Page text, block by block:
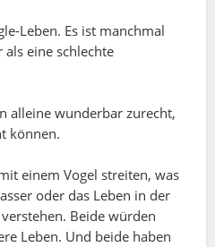
Leben. Es ist manchmal
als eine schlechte
alleine wunderbar zurecht,
können.
einem Vogel streiten, was
oder das Leben in der
Beide würden
Leben. Und beide haben